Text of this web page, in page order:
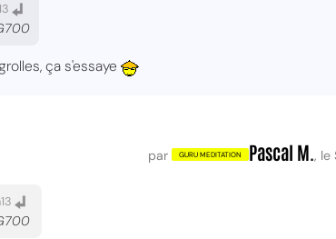
ça s'essaye
par Pascal M. , le